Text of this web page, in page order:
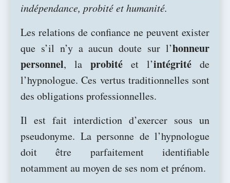
indépendance, probité et humanité.
Les relations de confiance ne peuvent exister
que s’il n’y a aucun doute sur l’honneur
personnel, la probité et l’intégrité de
l’hypnologue. Ces vertus traditionnelles sont
des obligations professionnelles.
Il est fait interdiction d’exercer sous un
pseudonyme. La personne de l’hypnologue
doit être parfaitement identifiable
notamment au moyen de ses nom et prénom.